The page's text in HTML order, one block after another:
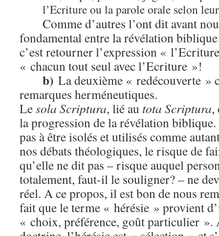
l’Ecriture ou la parole orale selon
Comme d’autres l’ont dit avant
fondamental entre la révélation
c’est retourner l’expression «
« chacun tout seul avec l’Ecriture »!
b) La deuxième « redécouverte »
remarques herméneutiques.
Lesola Scriptura, lié au tota Scriptura,
la progression de la révélation
pas à être isolés et utilisés comme
nos débats théologiques, le risque de
qu’elle ne dit pas – risque auquel
totalement, faut-il le souligner? – ne
réel. A ce propos, il est bon de nous
fait que le terme « hérésie » provient
« choix, préférence, goût particulier ».